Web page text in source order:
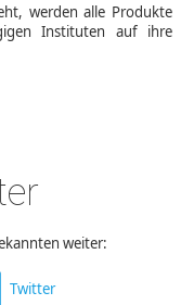
werden alle Produkte
Instituten auf ihre
weiter:
Twitter